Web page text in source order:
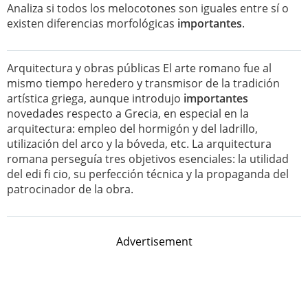
Analiza si todos los melocotones son iguales entre sí o
existen diferencias morfológicas importantes.
Arquitectura y obras públicas El arte romano fue al
mismo tiempo heredero y transmisor de la tradición
artística griega, aunque introdujo importantes
novedades respecto a Grecia, en especial en la
arquitectura: empleo del hormigón y del ladrillo,
utilización del arco y la bóveda, etc. La arquitectura
romana perseguía tres objetivos esenciales: la utilidad
del edi fi cio, su perfección técnica y la propaganda del
patrocinador de la obra.
Advertisement